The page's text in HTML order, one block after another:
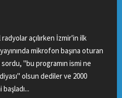
açılırken İzmir'in ilk
mikrofon başına oturan
"bu programın ismi ne
olsun dediler ve 2000